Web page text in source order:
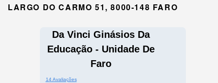
LARGO DO CARMO 51, 8000-148 FARO
Da Vinci Ginásios Da
Educação - Unidade De
Faro
14 Avaliações